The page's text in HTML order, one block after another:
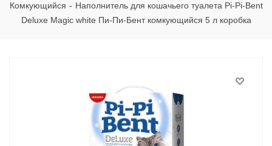
Комкующийся - Наполнитель для кошачьего туалета Pi-Pi-Bent
Deluxe Magic white Пи-Пи-Бент комкующийся 5 л коробка